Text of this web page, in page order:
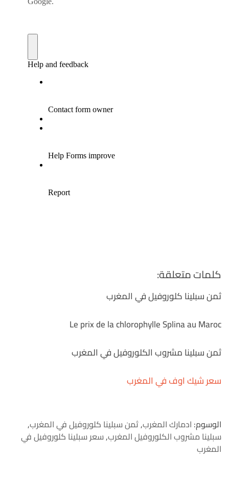
كلمات متعلقة:
ثمن سبلينا كلوروفيل في المغرب
Le prix de la chlorophylle Splina au Maroc
ثمن سبلينا مشروب الكلوروفيل في المغرب
سعر شيك اوف في المغرب
الوسوم: ادمارك المغرب,ثمن سبلينا كلوروفيل في المغرب,
سبلينا مشروب الكلوروفيل المغرب,سعر سبلينا كلوروفيل في
المغرب